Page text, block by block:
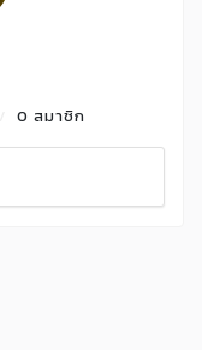
0 สมาชิก